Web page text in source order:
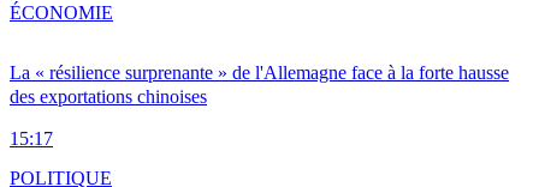
La « résilience surprenante » de l'Allemagne face à la forte hausse
des exportations chinoises
15:17
ÉCONOMIE
POLITIQUE